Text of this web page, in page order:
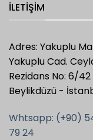
İLETIŞIM
Adres: Yakuplu
Yakuplu Cad.
Rezidans No: 6/42
Beylikdüzü -
Whtsapp: (+90)
79 24